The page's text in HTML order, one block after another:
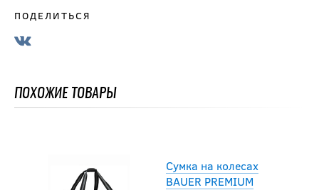
ПОДЕЛИТЬСЯ
ПОХОЖИЕ ТОВАРЫ
18 990
Сумка на колесах
BAUER PREMIUM